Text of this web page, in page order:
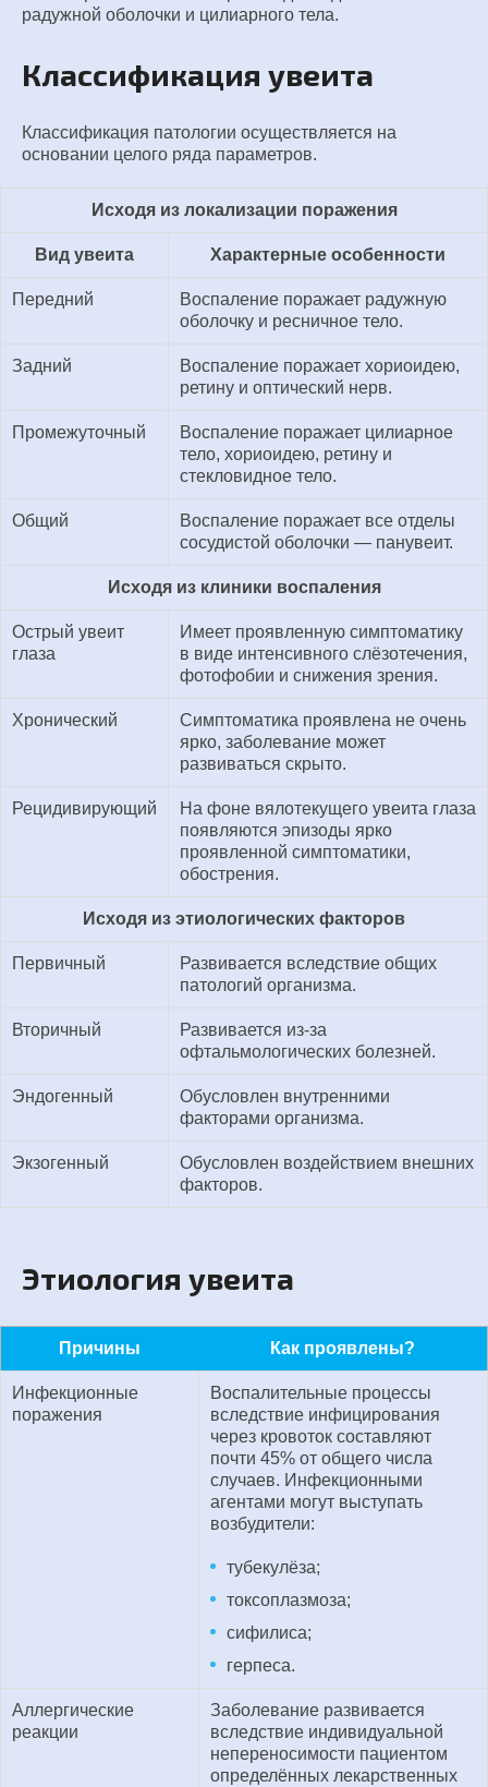
радужной оболочки и цилиарного тела.
Классификация увеита
Классификация патологии осуществляется на
основании целого ряда параметров.
Исходя из локализации поражения
Вид увеита Характерные особенности
Передний
Воспаление поражает радужную
оболочку и ресничное тело.
Задний
Воспаление поражает хориоидею,
ретину и оптический нерв.
Промежуточный
Воспаление поражает цилиарное
тело, хориоидею, ретину и
стекловидное тело.
Общий
Воспаление поражает все отделы
сосудистой оболочки — панувеит.
Исходя из клиники воспаления
Острый увеит
глаза
Имеет проявленную симптоматику
в виде интенсивного слёзотечения,
фотофобии и снижения зрения.
Хронический
Симптоматика проявлена не очень
ярко, заболевание может
развиваться скрыто.
Рецидивирующий
На фоне вялотекущего увеита глаза
появляются эпизоды ярко
проявленной симптоматики,
обострения.
Исходя из этиологических факторов
Первичный
Развивается вследствие общих
патологий организма.
Вторичный
Развивается из-за
офтальмологических болезней.
Эндогенный
Обусловлен внутренними
факторами организма.
Экзогенный
Обусловлен воздействием внешних
факторов.
Этиология увеита
Причины Как проявлены?
Инфекционные
поражения
Воспалительные процессы
вследствие инфицирования
через кровоток составляют
почти 45% от общего числа
случаев. Инфекционными
агентами могут выступать
возбудители:
тубекулёза;
токсоплазмоза;
сифилиса;
герпеса.
Аллергические
реакции
Заболевание развивается
вследствие индивидуальной
непереносимости пациентом
определённых лекарственных